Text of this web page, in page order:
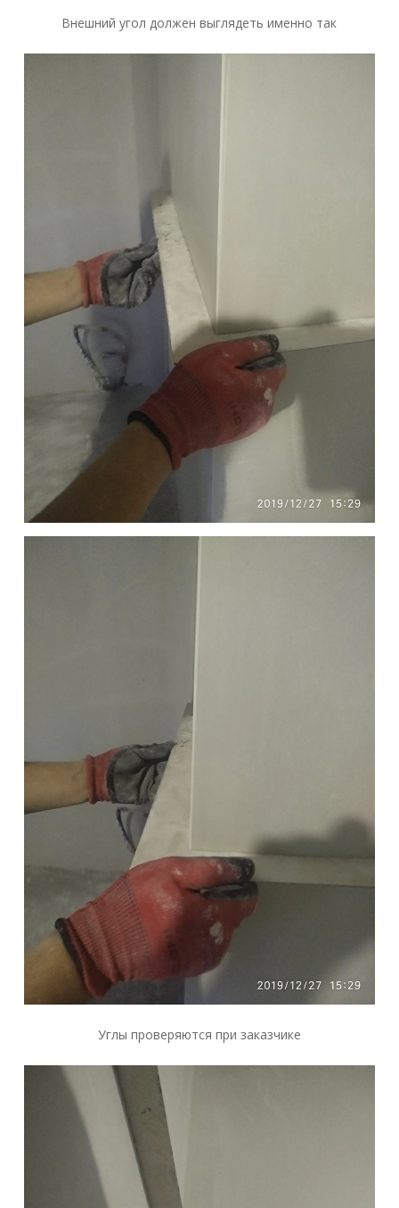
Внешний угол должен выглядеть именно так
Углы проверяются при заказчике